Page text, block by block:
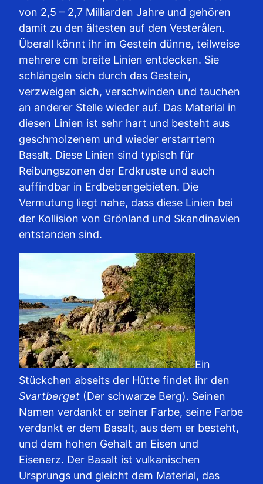
von 2,5 – 2,7 Milliarden Jahre und gehören
damit zu den ältesten auf den Vesterålen.
Überall könnt ihr im Gestein dünne, teilweise
mehrere cm breite Linien entdecken. Sie
schlängeln sich durch das Gestein,
verzweigen sich, verschwinden und tauchen
an anderer Stelle wieder auf. Das Material in
diesen Linien ist sehr hart und besteht aus
geschmolzenem und wieder erstarrtem
Basalt. Diese Linien sind typisch für
Reibungszonen der Erdkruste und auch
auffindbar in Erdbebengebieten. Die
Vermutung liegt nahe, dass diese Linien bei
der Kollision von Grönland und Skandinavien
entstanden sind.
Ein
Stückchen abseits der Hütte findet ihr den
Svartberget (Der schwarze Berg). Seinen
Namen verdankt er seiner Farbe, seine Farbe
verdankt er dem Basalt, aus dem er besteht,
und dem hohen Gehalt an Eisen und
Eisenerz. Der Basalt ist vulkanischen
Ursprungs und gleicht dem Material, das